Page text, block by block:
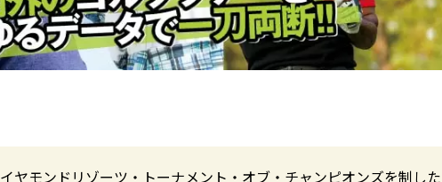
ヤモンドリゾーツ・トーナメント・オブ・チャンピオンズを制した